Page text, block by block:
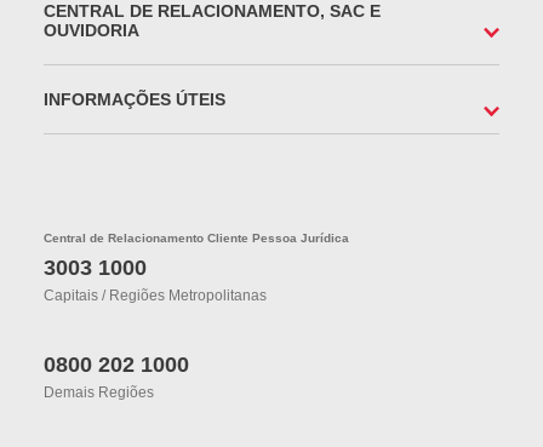
CENTRAL DE RELACIONAMENTO, SAC E
OUVIDORIA
INFORMAÇÕES ÚTEIS
Central de Relacionamento Cliente Pessoa Jurídica
3003 1000
Capitais / Regiões Metropolitanas
0800 202 1000
Demais Regiões